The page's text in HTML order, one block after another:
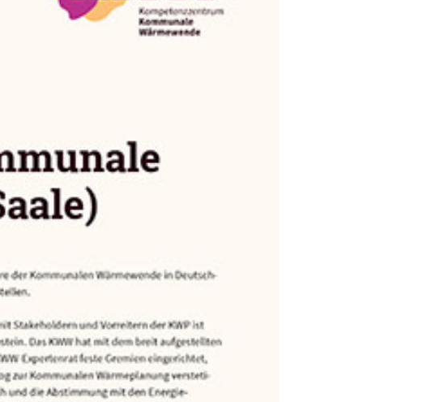
Eröffnung im
Akteurinnen und
zu stellen.
Wärmeplanung als
zu etablieren. Als
KWW